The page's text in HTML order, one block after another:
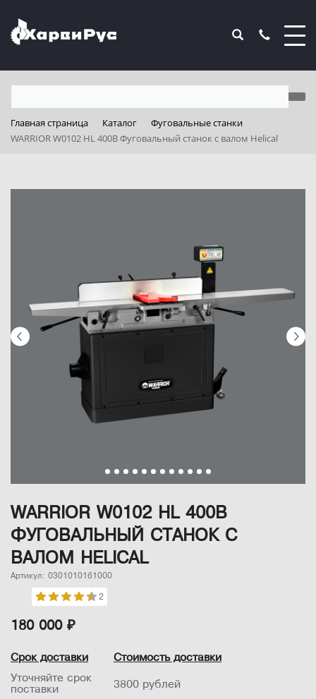
Главная страница Каталог
Фуговальные станки
WARRIOR W0102 HL 400В Фуговальный станок с валом Helical
WARRIOR W0102 HL 400В
ФУГОВАЛЬНЫЙ СТАНОК С
ВАЛОМ HELICAL
Артикул: 0301010161000
2
180 000 ₽
Срок доставки
Уточняйте срок
поставки
Стоимость доставки
3800 рублей